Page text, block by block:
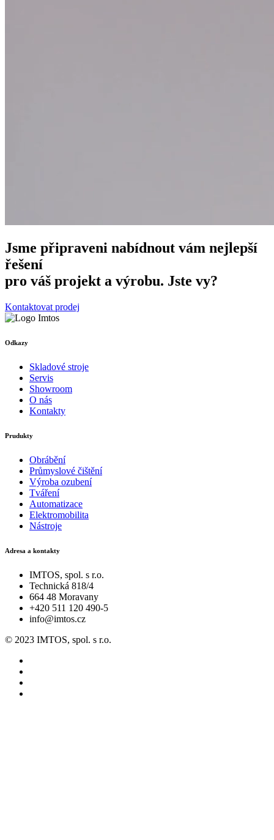
Jsme připraveni nabídnout vám nejlepší
řešení
pro váš projekt a výrobu. Jste vy?
Kontaktovat prodej
Odkazy
Skladové stroje
Servis
Showroom
O nás
Kontakty
Prudukty
Obrábění
Průmyslové čištění
Výroba ozubení
Tváření
Automatizace
Elektromobilita
Nástroje
Adresa a kontakty
IMTOS, spol. s r.o.
Technická 818/4
664 48 Moravany
+420 511 120 490-5
info@imtos.cz
© 2023 IMTOS, spol. s r.o.